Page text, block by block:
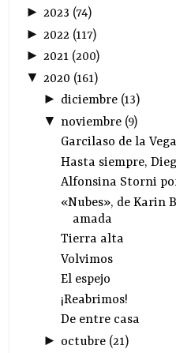
►2023 (74)
► 2022 (117)
►2021 (200)
▼ 2020 (161)
► diciembre(13)
▼ noviembre(9)
Garcilaso de la
Hasta siempre,
Alfonsina Storni
«Nubes», de Karin
amada
Tierra alta
Volvimos
El espejo
¡Reabrimos!
De entre casa
► octubre(21)